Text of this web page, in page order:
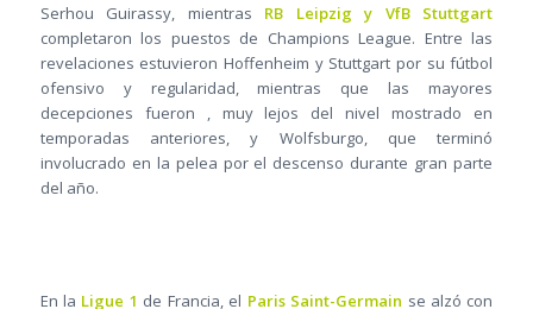
Serhou Guirassy, mientras RB Leipzigy VfB Stuttgart
completaron los puestos de Champions League. Entre las
revelaciones estuvieron Hoffenheim y Stuttgart por su fútbol
ofensivo y regularidad, mientras que las mayores
decepciones fueron , muy lejos del nivel mostrado en
temporadas anteriores, y Wolfsburgo, que terminó
involucrado en la pelea por el descenso durante gran parte
del año.
En la Ligue 1 de Francia, el Paris Saint-Germain se alzó con